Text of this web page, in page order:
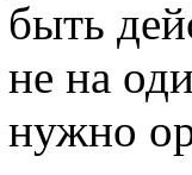
быть
не на
нужно